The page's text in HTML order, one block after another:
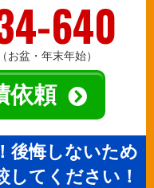
640
盆・年末年始）
依頼
後悔しないため
してください！